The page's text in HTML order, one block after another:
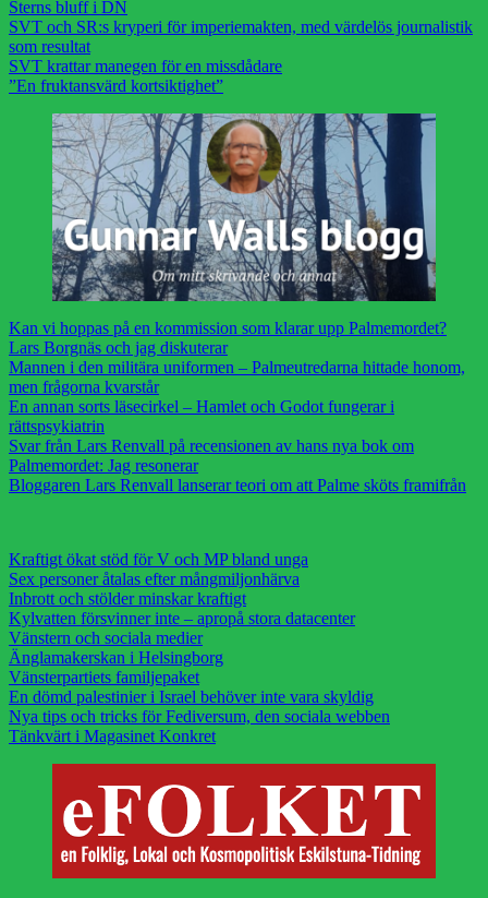
Sterns bluff i DN
SVT och SR:s kryperi för imperiemakten, med värdelös journalistik
som resultat
SVT krattar manegen för en missdådare
”En fruktansvärd kortsiktighet”
Kan vi hoppas på en kommission som klarar upp Palmemordet?
Lars Borgnäs och jag diskuterar
Mannen i den militära uniformen – Palmeutredarna hittade honom,
men frågorna kvarstår
En annan sorts läsecirkel – Hamlet och Godot fungerar i
rättspsykiatrin
Svar från Lars Renvall på recensionen av hans nya bok om
Palmemordet: Jag resonerar
Bloggaren Lars Renvall lanserar teori om att Palme sköts framifrån
Kraftigt ökat stöd för V och MP bland unga
Sex personer åtalas efter mångmiljonhärva
Inbrott och stölder minskar kraftigt
Kylvatten försvinner inte – apropå stora datacenter
Vänstern och sociala medier
Änglamakerskan i Helsingborg
Vänsterpartiets familjepaket
En dömd palestinier i Israel behöver inte vara skyldig
Nya tips och tricks för Fediversum, den sociala webben
Tänkvärt i Magasinet Konkret